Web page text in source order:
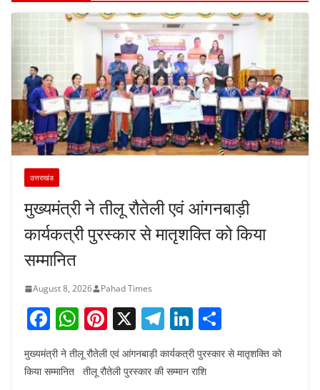
उत्तराखंड
मुख्यमंत्री ने तीलू रौतेली एवं आंगनबाड़ी
कार्यकत्री पुरस्कार से मातृशक्ति को किया
सम्मानित
August 8, 2026 Pahad Times
F
a
c
W
h
at
Pi
nt
er
X T
el
e
Li
n
k
h
ar
मुख्यमंत्री ने तीलू रौतेली एवं आंगनबाड़ी कार्यकत्री पुरस्कार से मातृशक्ति को
किया सम्मानित तीलू रौतेली पुरस्कार की सम्मान राशि